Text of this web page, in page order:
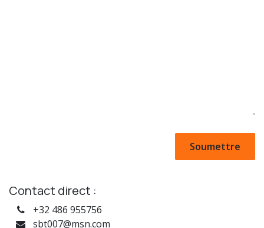
Soumettre
Contact direct :
+32 486 955756
sbt007@msn.com